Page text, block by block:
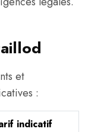
et
:
indicatif